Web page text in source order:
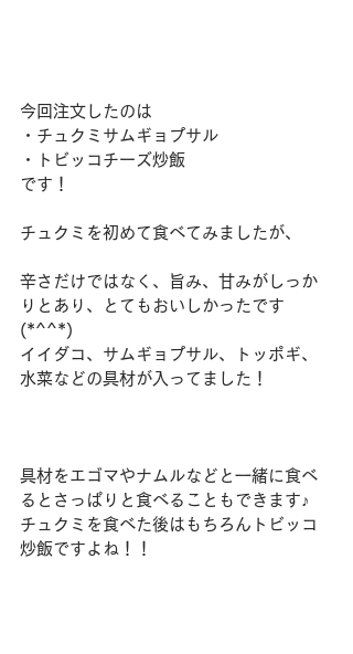
今回注文したのは
・チュクミサムギョプサル
・トビッコチーズ炒飯
です！
チュクミを初めて食べてみましたが、
辛さだけではなく、旨み、甘みがしっか
りとあり、とてもおいしかったです
(*^^*)
イイダコ、サムギョプサル、トッポギ、
水菜などの具材が入ってました！
具材をエゴマやナムルなどと一緒に食べ
るとさっぱりと食べることもできます♪
チュクミを食べた後はもちろんトビッコ
炒飯ですよね！！